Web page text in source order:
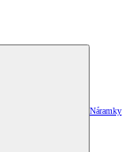
Náramky